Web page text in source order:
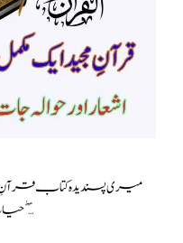
میری پسندیدہ کتاب
حیات بِسْمِ اللّـٰهِ الرَّحْـمٰنِ الرَّحِيْـمِ ذٰلِكَ الْكِتَابُ لَا رَيْبَ ۖ …